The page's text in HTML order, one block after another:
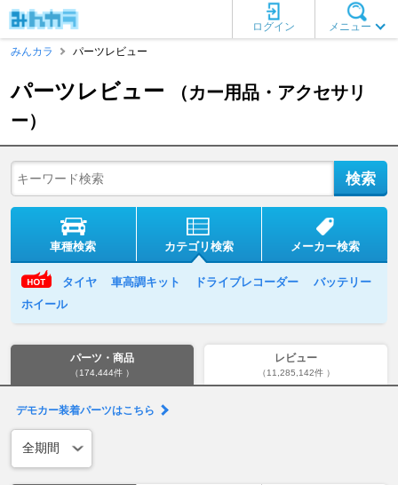
メニュー
ログイン
みんカラ
パーツレビュー
パーツレビュー
（カー用品・アクセサリ
ー）
車種検索 カテゴリ検索 メーカー検索
タイヤ 車高調キット ドライブレコーダー
バッテリー
ホイール
パーツ・商品
（174,444件 ）
レビュー
（11,285,142件 ）
デモカー装着パーツはこちら